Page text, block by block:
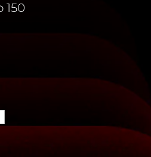
150